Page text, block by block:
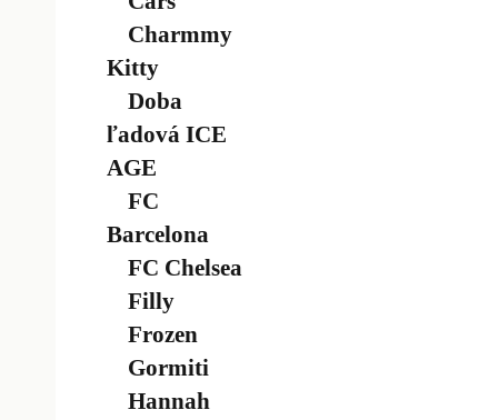
Charmmy
Kitty
Doba
ľadová ICE
AGE
FC
Barcelona
FC Chelsea
Filly
Frozen
Gormiti
Hannah